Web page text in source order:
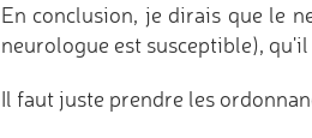
En conclusion, je dirais que le
neurologue est susceptible),
Il faut juste prendre les